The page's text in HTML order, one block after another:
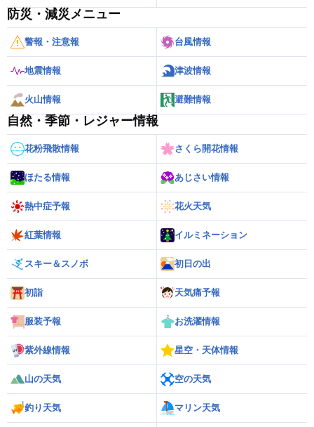
防災・減災メニュー
警報・注意報 台風情報
地震情報 津波情報
火山情報 避難情報
自然・季節・レジャー情報
花粉飛散情報 さくら開花情報
ほたる情報 あじさい情報
熱中症予報 花火天気
紅葉情報 イルミネーション
スキー＆スノボ 初日の出
初詣 天気痛予報
服装予報 お洗濯情報
紫外線情報 星空・天体情報
山の天気 空の天気
釣り天気 マリン天気